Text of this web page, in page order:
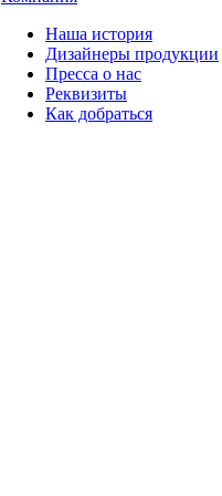
Наша история
Дизайнеры продукции
Пресса о нас
Реквизиты
Как добраться